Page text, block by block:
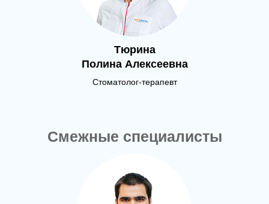
Тюрина
Полина Алексеевна
Стоматолог-терапевт
Смежные специалисты